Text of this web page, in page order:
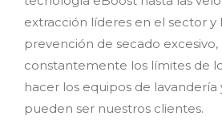
extracción líderes en el sector
prevención de secado
constantemente los límites de
hacer los equipos de lavandería
pueden ser nuestros clientes.